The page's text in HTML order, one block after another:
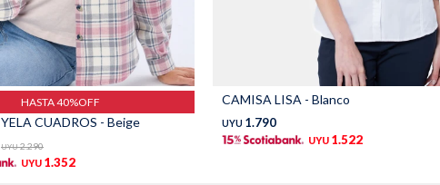
HASTA 40%OFF
CUADROS - Beige
UYU 2.290
UYU 1.352
CAMISA LISA - Blanco
UYU 1.790
UYU 1.522